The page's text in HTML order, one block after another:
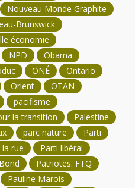
Nouveau Monde Graphite
Brunswick
économie
NPD
Obama
ONÉ
Ontario
Orient
OTAN
pacifisme
la transition
Palestine
parc nature
Parti
rue
Parti libéral
Patriotes. FTQ
Pauline Marois